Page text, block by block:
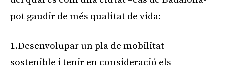
pot gaudir de més qualitat de vida:
1.Desenvolupar un pla de mobilitat
sostenible i tenir en consideració els